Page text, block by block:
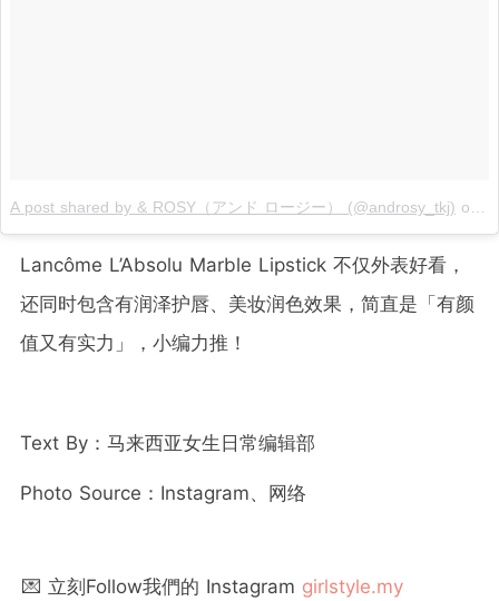
A post shared by & ROSY（アンド ロージー） (@androsy_tkj) on
Lancôme L’Absolu Marble Lipstick 不仅外表好看，
还同时包含有润泽护唇、美妆润色效果，简直是「有颜
值又有实力」，小编力推！
Text By：马来西亚女生日常编辑部
Photo Source：Instagram、网络
💌 立刻Follow我們的 Instagram girlstyle.my